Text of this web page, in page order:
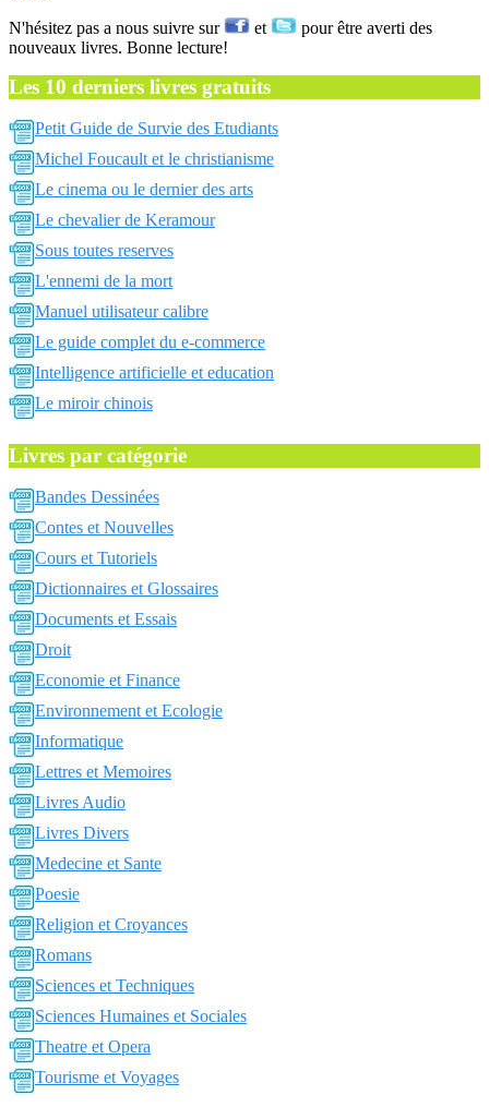
N'hésitez pas a nous suivre sur et
pour être averti des
nouveaux livres. Bonne lecture!
Les 10 derniers livres gratuits
Petit Guide de Survie des Etudiants
Michel Foucault et le christianisme
Le cinema ou le dernier des arts
Le chevalier de Keramour
Sous toutes reserves
L'ennemi de la mort
Manuel utilisateur calibre
Le guide complet du e-commerce
Intelligence artificielle et education
Le miroir chinois
Livres par catégorie
Bandes Dessinées
Contes et Nouvelles
Cours et Tutoriels
Dictionnaires et Glossaires
Documents et Essais
Droit
Economie et Finance
Environnement et Ecologie
Informatique
Lettres et Memoires
Livres Audio
Livres Divers
Medecine et Sante
Poesie
Religion et Croyances
Romans
Sciences et Techniques
Sciences Humaines et Sociales
Theatre et Opera
Tourisme et Voyages